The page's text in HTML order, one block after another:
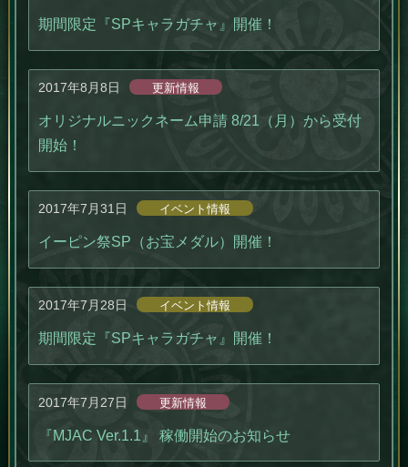
期間限定『SPキャラガチャ』開催！
2017年8月8日 更新情報
オリジナルニックネーム申請 8/21（月）から受付
開始！
2017年7月31日 イベント情報
イーピン祭SP（お宝メダル）開催！
2017年7月28日 イベント情報
期間限定『SPキャラガチャ』開催！
2017年7月27日 更新情報
『MJAC Ver.1.1』 稼働開始のお知らせ